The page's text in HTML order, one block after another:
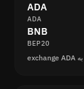
ADA
ADA
BNB
BEP20